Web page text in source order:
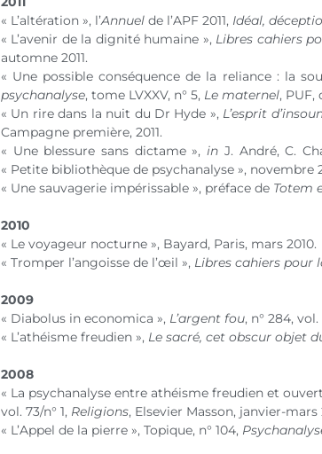
« L’altération », l’Annuel de l’APF 2011, Idéal,
« L’avenir de la dignité humaine », Libres cahiers
automne 2011.
« Une possible conséquence de la reliance : la
psychanalyse, tome LVXXV, n° 5, Le maternel, PUF,
« Un rire dans la nuit du Dr Hyde », L’esprit
Campagne première, 2011.
« Une blessure sans dictame », in J. André, C.
« Petite bibliothèque de psychanalyse », novembre
« Une sauvagerie impérissable », préface de Totem
2010
« Le voyageur nocturne », Bayard, Paris, mars 2010.
« Tromper l’angoisse de l’œil », Libres cahiers pour
2009
« Diabolus in economica », L’argent fou, n° 284,
« L’athéisme freudien », Le sacré, cet obscur objet
2008
« La psychanalyse entre athéisme freudien et
vol. 73/n° 1, Religions, Elsevier Masson, janvier-mars
« L’Appel de la pierre », Topique, n° 104,